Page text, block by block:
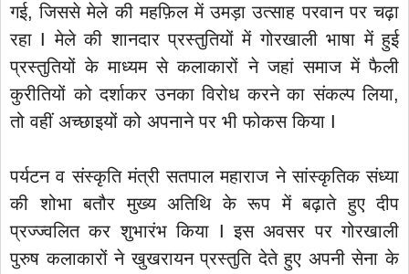
गई, जिससे मेले की महफ़िल में उमड़ा उत्साह परवान पर चढ़ा
रहा I मेले की शानदार प्रस्तुतियों में गोरखाली भाषा में हुई
प्रस्तुतियों के माध्यम से कलाकारों ने जहां समाज में फैली
कुरीतियों को दर्शाकर उनका विरोध करने का संकल्प लिया,
तो वहीं अच्छाइयों को अपनाने पर भी फोकस किया I
पर्यटन व संस्कृति मंत्री सतपाल महाराज ने सांस्कृतिक संध्या
की शोभा बतौर मुख्य अतिथि के रूप में बढ़ाते हुए दीप
प्रज्ज्वलित कर शुभारंभ किया I इस अवसर पर गोरखाली
पुरुष कलाकारों ने खुखरायन प्रस्तुति देते हुए अपनी सेना के